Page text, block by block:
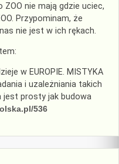
nie mają gdzie uciec,
Przypominam, że
nie jest w ich rękach.
w EUROPIE. MISTYKA
i uzależniania takich
jest prosty jak budowa
536